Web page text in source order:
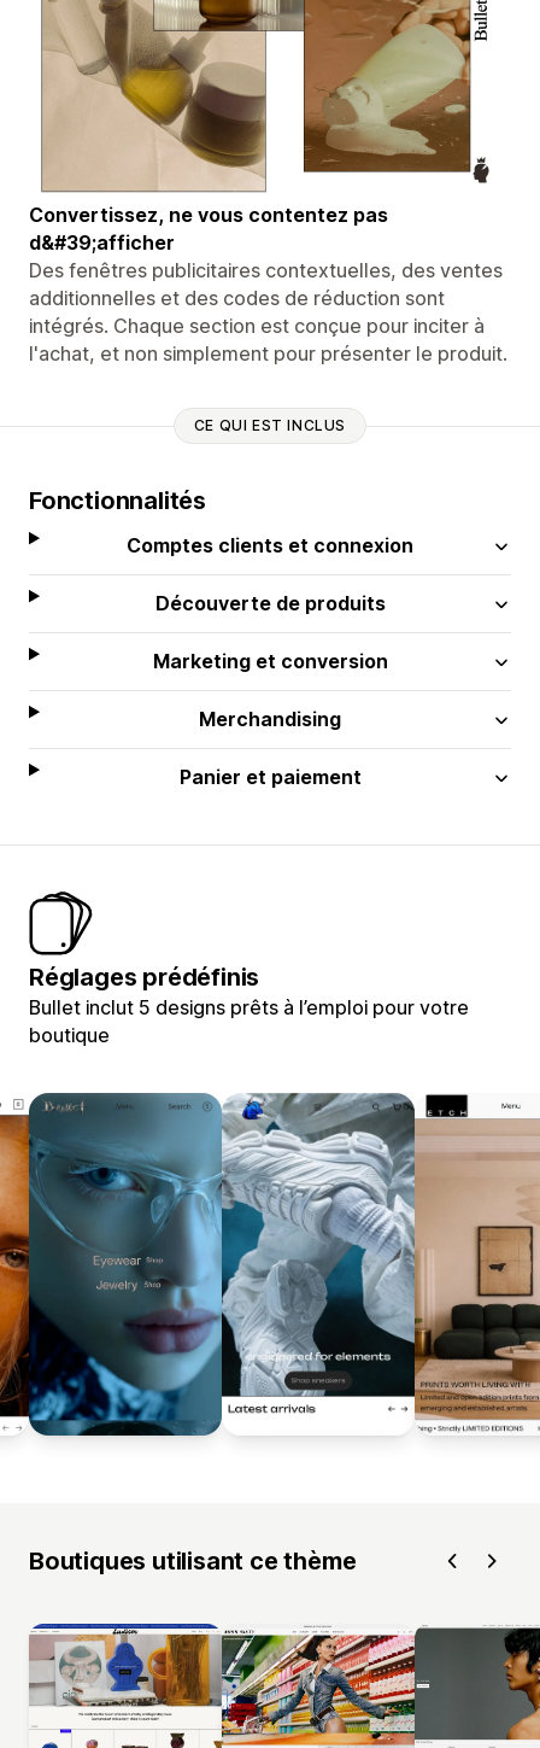
Convertissez, ne vous contentez pas
d&#39;afficher
Des fenêtres publicitaires contextuelles, des ventes
additionnelles et des codes de réduction sont
intégrés. Chaque section est conçue pour inciter à
l'achat, et non simplement pour présenter le produit.
CE QUI EST INCLUS
Fonctionnalités
Comptes clients et connexion
Découverte de produits
Marketing et conversion
Merchandising
Panier et paiement
Réglages prédéfinis
Bullet inclut 5 designs prêts à l’emploi pour votre
boutique
Boutiques utilisant ce thème